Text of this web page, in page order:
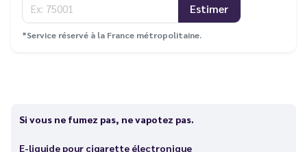
Estimer
*Service réservé à la France métropolitaine.
Si vous ne fumez pas, ne vapotez pas.
E-liquide pour cigarette électronique